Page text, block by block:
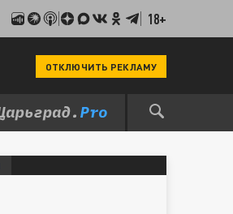
18+
ОТКЛЮЧИТЬ РЕКЛАМУ